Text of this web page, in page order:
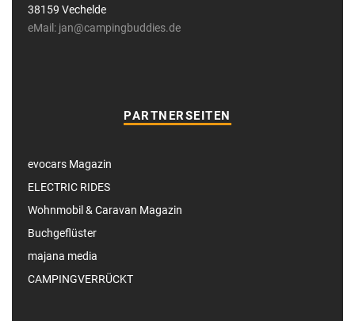
38159 Vechelde
eMail: jan@campingbuddies.de
PARTNERSEITEN
evocars Magazin
ELECTRIC RIDES
Wohnmobil & Caravan Magazin
Buchgeflüster
majana media
CAMPINGVERRÜCKT